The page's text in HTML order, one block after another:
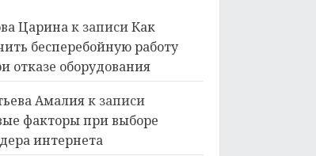
Царинак записиКак
бесперебойную работу
отказе оборудования
Амалияк записи
факторы при выборе
интернета